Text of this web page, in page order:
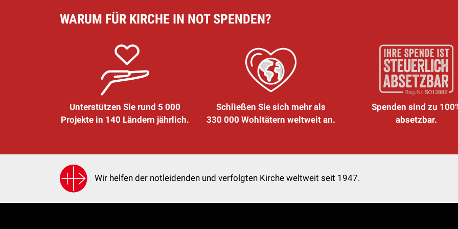
WARUM FÜR KIRCHE IN NOT SPENDEN?
Unterstützen Sie rund 5 000
Projekte in 140 Ländern jährlich.
Schließen Sie sich mehr als
330 000 Wohltätern weltweit an.
Spenden sind zu
absetzbar.
Wir helfen der notleidenden und verfolgten Kirche weltweit seit 1947.